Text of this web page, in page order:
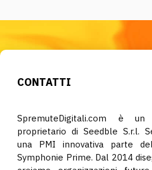
CONTATTI
SpremuteDigitali.com è un
proprietario di Seedble S.r.l.
una PMI innovativa parte
Symphonie Prime. Dal 2014